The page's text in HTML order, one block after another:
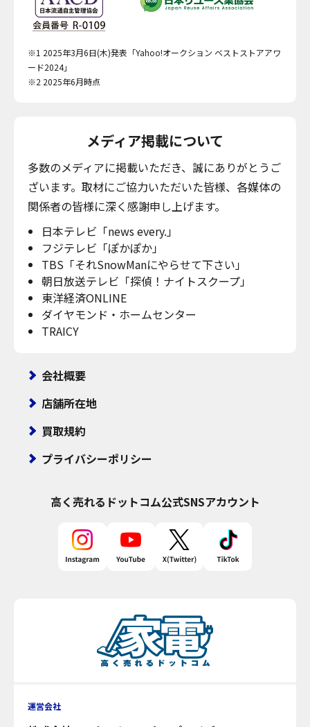
※1 2025年3月6日(木)発表「Yahoo!オークション ベストストアアワ
ード2024」
※2 2025年6月時点
メディア掲載について
多数のメディアに掲載いただき、誠にありがとうご
ざいます。取材にご協力いただいた皆様、各媒体の
関係者の皆様に深く感謝申し上げます。
日本テレビ「news every.」
フジテレビ「ぽかぽか」
TBS「それSnowManにやらせて下さい」
朝日放送テレビ「探偵！ナイトスクープ」
東洋経済ONLINE
ダイヤモンド・ホームセンター
TRAICY
会社概要
店舗所在地
買取規約
プライバシーポリシー
高く売れるドットコム公式SNSアカウント
運営会社